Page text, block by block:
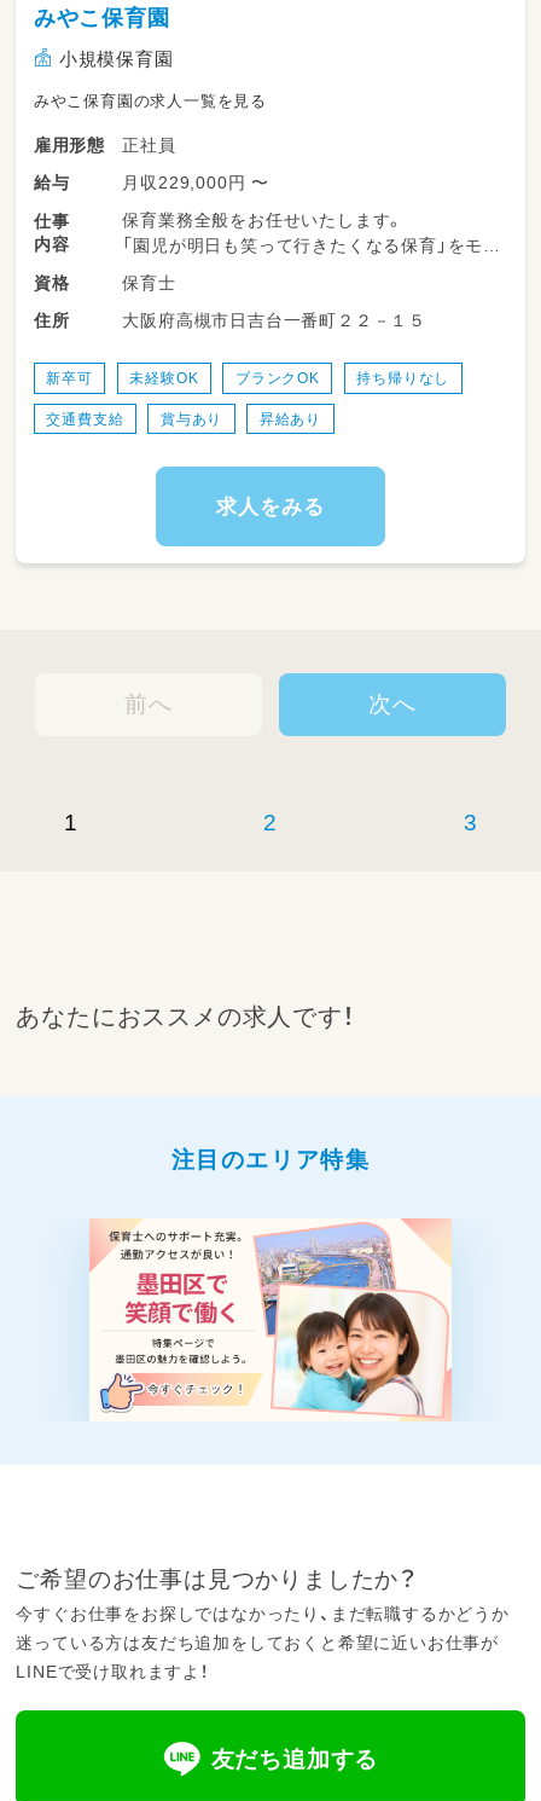
みやこ保育園
小規模保育園
みやこ保育園の求人一覧を見る
雇用形態
正社員
給与
月収229,000円 〜
仕事
内容
保育業務全般をお任せいたします。
「園児が明日も笑って行きたくなる保育」をモッ
トーに、一緒に園づくりを行っていきません
か？
資格
保育士
住所
大阪府高槻市日吉台一番町２２－１５
新卒可 未経験OK ブランクOK 持ち帰りなし
交通費支給 賞与あり 昇給あり
求人をみる
前へ
1 2 3
次へ
あなたにおススメの求人です！
注目のエリア特集
ご希望のお仕事は見つかりましたか？
今すぐお仕事をお探しではなかったり、まだ転職するかどうか
迷っている方は友だち追加をしておくと希望に近いお仕事が
LINEで受け取れますよ！
友だち追加する